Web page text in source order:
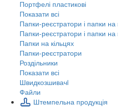
Портфелі пластикові
Показати всі
Папки-реєстратори і папки на
Папки-реєстратори і папки на
Папки на кільцях
Папки-реєстратори
Роздільники
Показати всі
Швидкозшивачi
Файли
Штемпельна продукція